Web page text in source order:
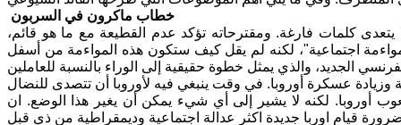
خطاب ماكرون في السربون
كلمات فارغة. ومقترحاته تؤكد عدم القطيعة مع ما هو قائم،
اجتماعية"، لكنه لم يقل كيف ستكون هذه المواءمة من أسفل
عسكرة أوروبا. في وقت ينبغي فيه لأوروبا أن تتصدى للنضال
أوروبا. لكنه لا يشير إلى أي شيء يمكن أن يغير هذا الوضع. ان